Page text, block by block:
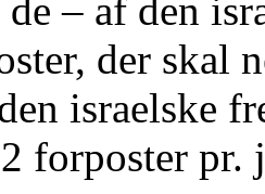
– af den
der skal
israelske
forposter pr.